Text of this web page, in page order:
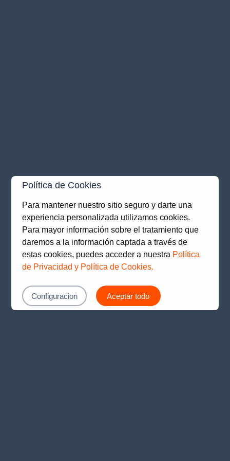
Política de Cookies
Para mantener nuestro sitio seguro y darte una
experiencia personalizada utilizamos cookies.
Para mayor información sobre el tratamiento que
daremos a la información captada a través de
estas cookies, puedes acceder a nuestra Política
de Privacidad y Política de Cookies.
Aceptar todo
Configuracion
Application error: a client-side exception has occurred while
loadingwww.prima.com.pe(see the browser console
more information).